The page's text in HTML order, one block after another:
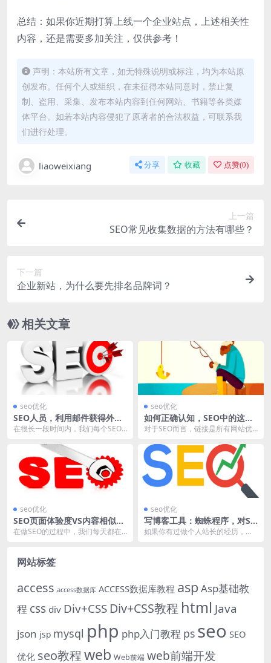
总结：如果你近期打算上线一个企业站点，上述相关性
内容，还是需要多加关注，仅供参考！
声明：本站所有文章，如无特殊说明或标注，均为本站原
创发布。任何个人或组织，在未征得本站同意时，禁止复
制、盗用、采集、发布本站内容到任何网站、书籍等各类媒
体平台。如若本站内容侵犯了原著者的合法权益，可联系我
们进行处理。
liaoweixiang 分享 收藏 点赞(0)
上一篇
SEO常见收集数据的方法有哪些？
下一篇
企业新站，为什么要先排名品牌词？
相关文章
seo优化
SEO人员，利用邮件获得外
链，靠谱吗？
在很长一段时间内，我们每个SEO
以快速的拓展自己的...
seo优化
如何正确认知，SEO中的这四
种链接？
对于SEO而言，链接是所有网站优
块链技术，没有完全...
seo优化
SEO页面体验度VS内容相似
性，谁优先排名？
在做SEO的过程中，我们每天都在
seo优化
写博客工具：蜘蛛程序，对SE
O有用吗？
如果你有过做个人站长的经历，那
网站标签
access access数据库 ACCESS数据库教程 asp Asp基础教
程 css div Div+CSS Div+CSS教程 html Java
json jsp mysql php php入门教程 ps seo SEO
优化 seo教程web Web前端 web前端开发